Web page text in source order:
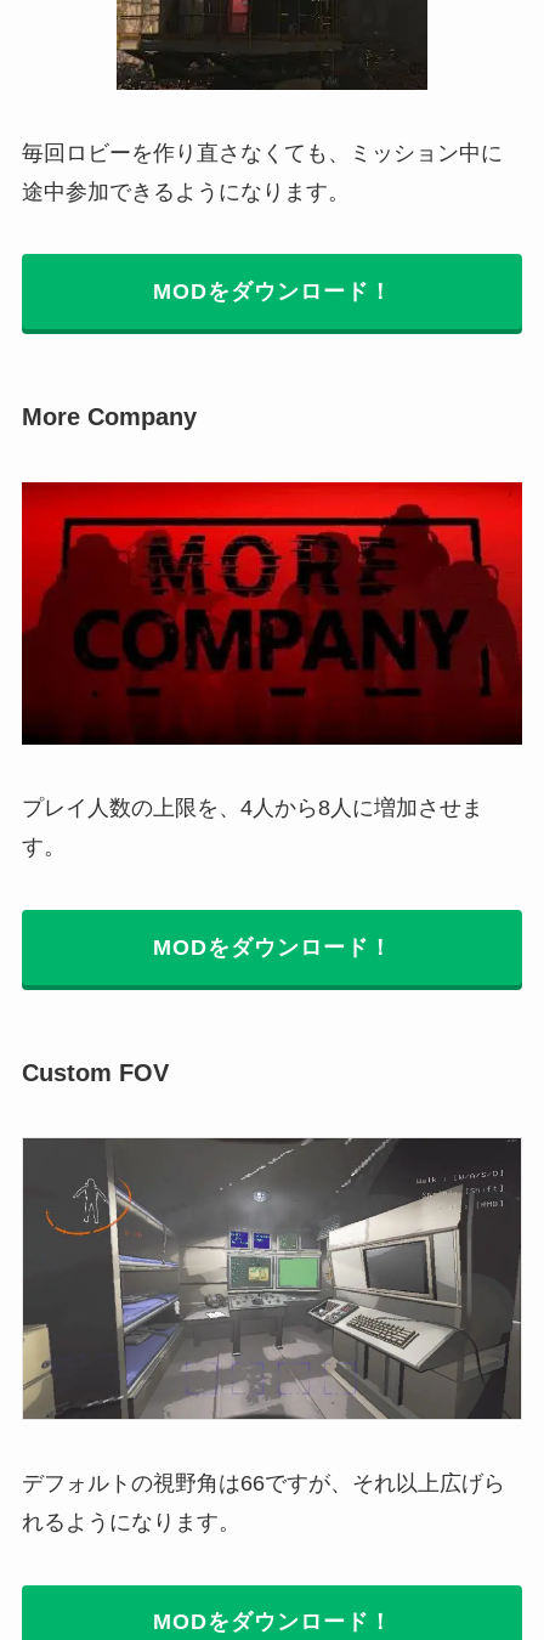
毎回ロビーを作り直さなくても、ミッション中に
途中参加できるようになります。
MODをダウンロード！
More Company
プレイ人数の上限を、4人から8人に増加させま
す。
MODをダウンロード！
Custom FOV
デフォルトの視野角は66ですが、それ以上広げら
れるようになります。
MODをダウンロード！